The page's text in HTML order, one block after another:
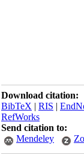
Download citation:
BibTeX|RIS|
RefWorks
Send citation to:
Mendeley